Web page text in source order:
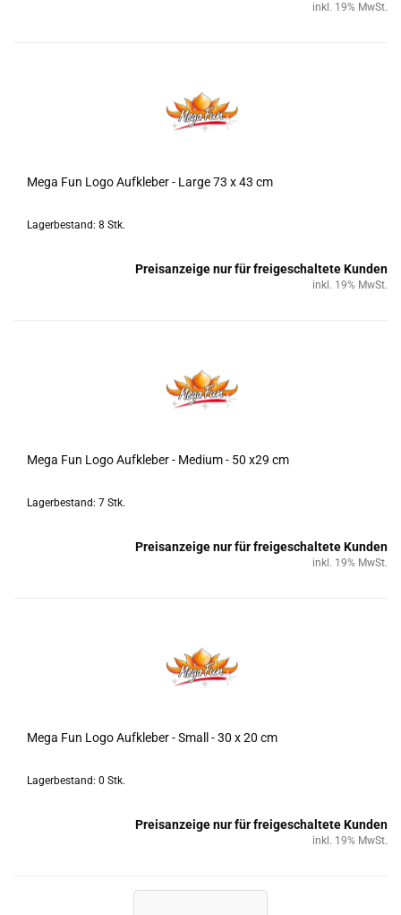
inkl. 19% MwSt.
Mega Fun Logo Auf­kle­ber - Large 73 x 43 cm
Lagerbestand: 8 Stk.
Preisanzeige nur für freigeschaltete Kunden
inkl. 19% MwSt.
Mega Fun Logo Auf­kle­ber - Me­di­um - 50 x29 cm
Lagerbestand: 7 Stk.
Preisanzeige nur für freigeschaltete Kunden
inkl. 19% MwSt.
Mega Fun Logo Auf­kle­ber - Small - 30 x 20 cm
Lagerbestand: 0 Stk.
Preisanzeige nur für freigeschaltete Kunden
inkl. 19% MwSt.